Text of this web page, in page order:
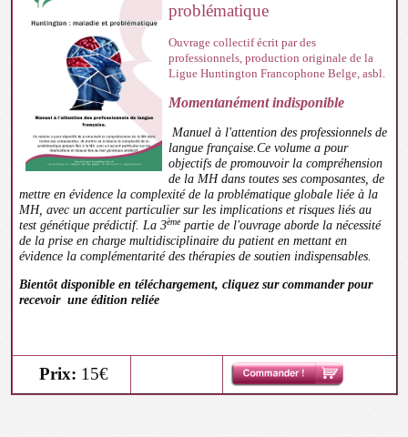
problématique
Ouvrage collectif écrit par des
professionnels, production originale de la
Ligue Huntington Francophone Belge, asbl.
Momentanément indisponible
Manuelà l'attention des professionnels de
langue française.Ce volume a pour
objectifs de promouvoir la compréhension
de la MH dans toutes ses composantes, de
mettre en évidence la complexité de la problématique globale liée à la
MH, avec un accent particulier sur les implications et risques liés au
test génétique prédictif. La 3èmepartie de l'ouvrage aborde la nécessité
de la prise en charge multidisciplinaire du patient en mettant en
évidence la complémentarité des thérapies de soutien indispensables.
Bientôt disponible en téléchargement, cliquez sur commander pour
recevoir une édition reliée
Prix: 15€